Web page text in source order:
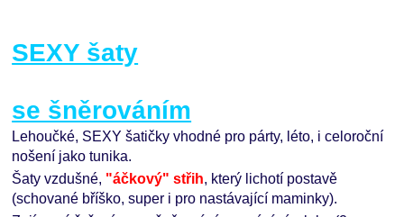
SEXY šaty
se šněrováním
Lehoučké, SEXY šatičky vhodné pro párty, léto, i celoroční
nošení jako tunika.
Šaty vzdušné, "áčkový" střih, který lichotí postavě
(schované bříško, super i pro nastávající maminky).